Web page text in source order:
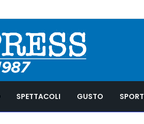
SPETTACOLI GUSTO SPORT